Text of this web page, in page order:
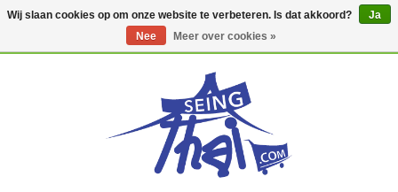
Wij slaan cookies op om onze website te verbeteren. Is dat akkoord?
Ja
Nee
Meer over cookies »